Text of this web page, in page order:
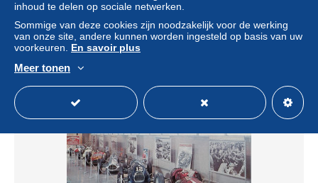
HURTIBISE
± US$ 8,09
Statuut
inhoud te delen op sociale netwerken.
Sommige van deze cookies zijn noodzakelijk voor de werking
van onze site, andere kunnen worden ingesteld op basis van uw
voorkeuren. En savoir plus
Meer tonen